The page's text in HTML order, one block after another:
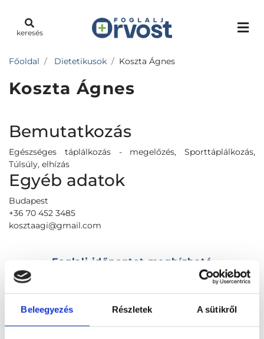
Beleegyezés Részletek A sütikről
keresés
Főoldal Dietetikusok Koszta Ágnes
Koszta Ágnes
Bemutatkozás
Egészséges táplálkozás - megelőzés, Sporttáplálkozás,
Túlsúly, elhízás
Egyéb adatok
Budapest
+36 70 452 3485
kosztaagi@gmail.com
Foglalj időpontot megbízható
Válassz szakterületet